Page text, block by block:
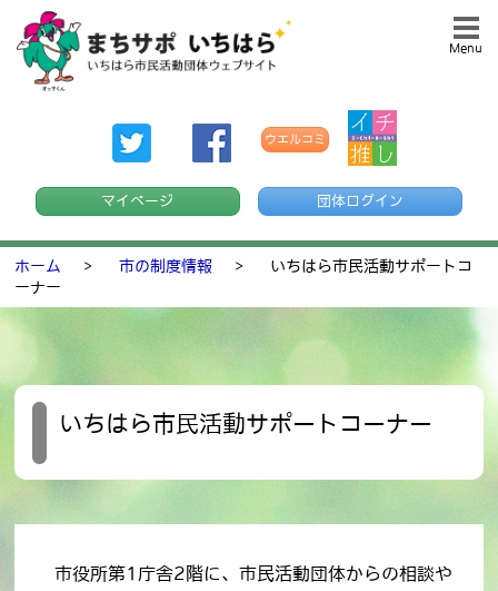
マイページ 団体ログイン
ウエルコミ
Menu
ホーム > 市の制度情報 >
いちはら市民活動サポートコ
ーナー
いちはら市民活動サポートコーナー
市役所第1庁舎2階に、市民活動団体からの相談や